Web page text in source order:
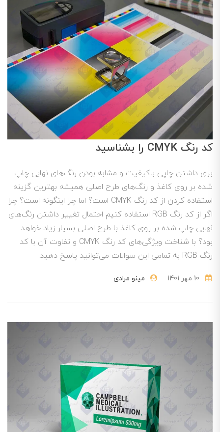
کد رنگ CMYK را بشناسید
برای داشتن چاپی باکیفیت و مشابه بودن رنگ‌های نهایی چاپ
شده بر روی کاغذ و رنگ‌های طرح اصلی همیشه بهترین گزینه
استفاده کردن از کد رنگ CMYK است؟ اما چرا اینگونه است؟ چرا
اگر از کد رنگ RGB استفاده کنیم احتمال تغییر داشتن رنگ‌های
نهایی چاپ شده بر روی کاغذ با طرح اصلی بسیار زیاد خواهد
بود؟ با شناخت ویژگی‌های کد رنگ CMYK و تفاوت آن با کد
رنگ RGB به تمامی این سوالات می‌توانید پاسخ دهید.
مینو مرادی